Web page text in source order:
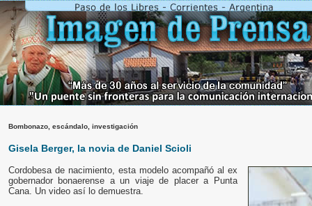
Bombonazo, escándalo, investigación
Gisela Berger, la novia de Daniel Scioli
Cordobesa de nacimiento, esta modelo acompañó al ex
gobernador bonaerense a un viaje de placer a Punta
Cana. Un video así lo demuestra.